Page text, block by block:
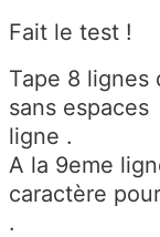
Fait le test !
Tape 8 lignes
sans
ligne .
A la 9eme
caractère
.